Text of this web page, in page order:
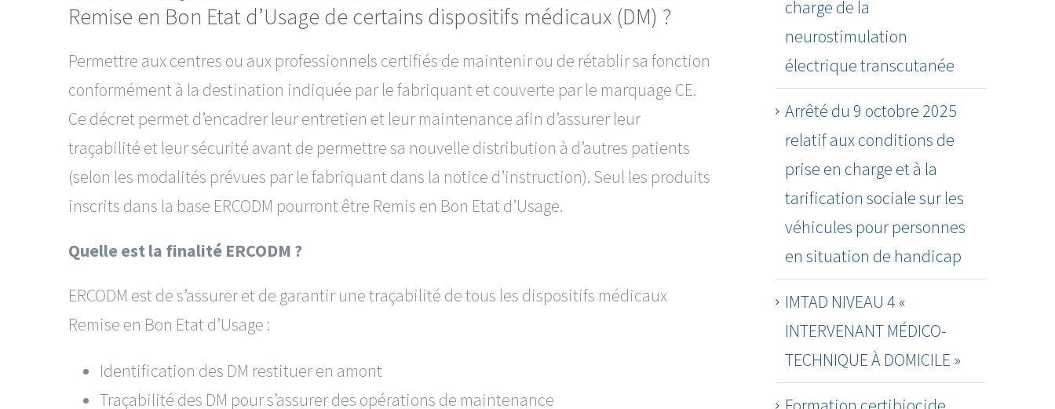
Remise en Bon Etat d’Usage de certains dispositifs médicaux (DM) ?
Permettre aux centres ou aux professionnels certifiés de maintenir ou de rétablir sa fonction
conformément à la destination indiquée par le fabriquant et couverte par le marquage CE.
Ce décret permet d’encadrer leur entretien et leur maintenance afin d’assurer leur
traçabilité et leur sécurité avant de permettre sa nouvelle distribution à d’autres patients
(selon les modalités prévues par le fabriquant dans la notice d’instruction). Seul les produits
inscrits dans la base ERCODM pourront être Remis en Bon Etat d’Usage.
Quelle est la finalité ERCODM ?
ERCODM est de s’assurer et de garantir une traçabilité de tous les dispositifs médicaux
Remise en Bon Etat d’Usage :
Identification des DM restituer en amont
Traçabilité des DM pour s’assurer des opérations de maintenance
charge de la
neurostimulation
électrique transcutanée
Arrêté du 9 octobre 2025
relatif aux conditions de
prise en charge et à la
tarification sociale sur les
véhicules pour personnes
en situation de handicap
IMTAD NIVEAU 4 «
INTERVENANT MÉDICO-
TECHNIQUE À DOMICILE »